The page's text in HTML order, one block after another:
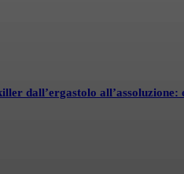
dall’ergastolo